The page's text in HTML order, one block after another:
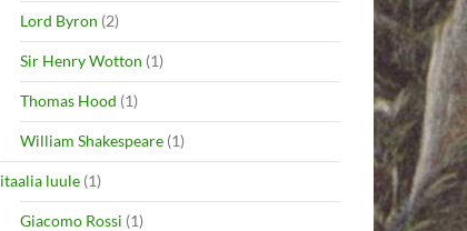
Lord Byron (2)
Sir Henry Wotton (1)
Thomas Hood (1)
William Shakespeare (1)
itaalia luule (1)
Giacomo Rossi (1)